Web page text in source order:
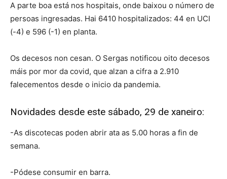
A parte boa está nos hospitais, onde baixou o número de
persoas ingresadas. Hai 6410 hospitalizados: 44 en UCI
(-4) e 596 (-1) en planta.
Os decesos non cesan. O Sergas notificou oito decesos
máis por mor da covid, que alzan a cifra a 2.910
falecementos desde o inicio da pandemia.
Novidades desde este sábado, 29 de xaneiro:
-As discotecas poden abrir ata as 5.00 horas a fin de
semana.
-Pódese consumir en barra.